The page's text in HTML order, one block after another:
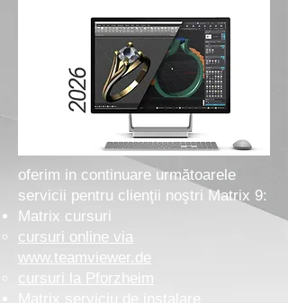
oferim in continuare următoarele
servicii pentru clienţii noştri Matrix 9:
Matrix cursuri
cursuri online via
www.teamviewer.de​
cursuri la Pforzheim
Matrix serviciu de instalare